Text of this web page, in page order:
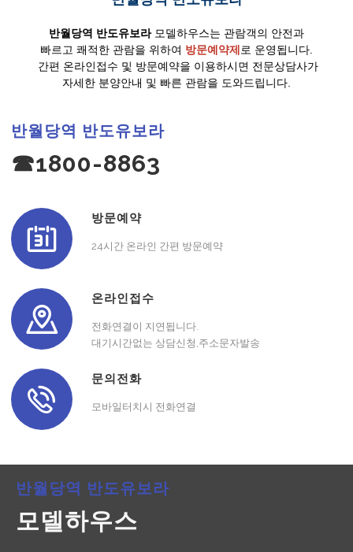
반월당역 반도유보라 모델하우스는 관람객의 안전과
빠르고 쾌적한 관람을 위하여 방문예약제 로 운영됩니다.
간편 온라인접수 및 방문예약을 이용하시면 전문상담사가
자세한 분양안내 및 빠른 관람을 도와드립니다.
반월당역 반도유보라
☎1800-8863
방문예약
24시간 온라인 간편 방문예약
온라인접수
전화연결이 지연됩니다.
대기시간없는 상담신청,주소문자발송
문의전화
모바일터치시 전화연결
반월당역 반도유보라
모델하우스